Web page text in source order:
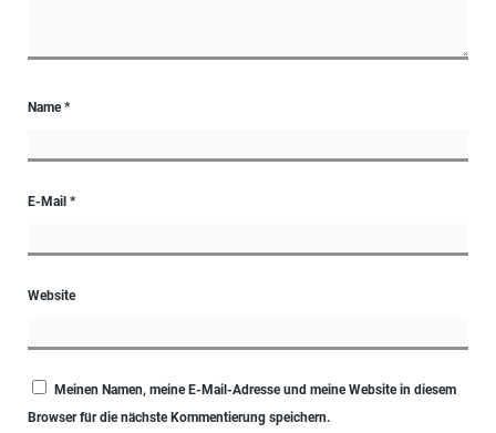
Name*
E-Mail *
Website
Meinen Namen, meine E-Mail-Adresse und meine Website in diesem
Browser für die nächste Kommentierung speichern.